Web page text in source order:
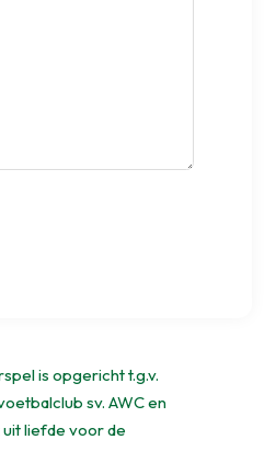
is opgericht t.g.v.
sv. AWC en
uit liefde voor de